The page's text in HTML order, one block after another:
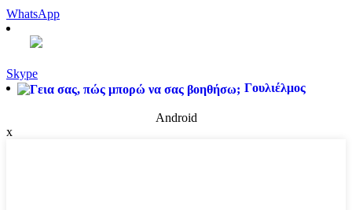
WhatsApp
Skype
Γουλιέλμος
Android
x